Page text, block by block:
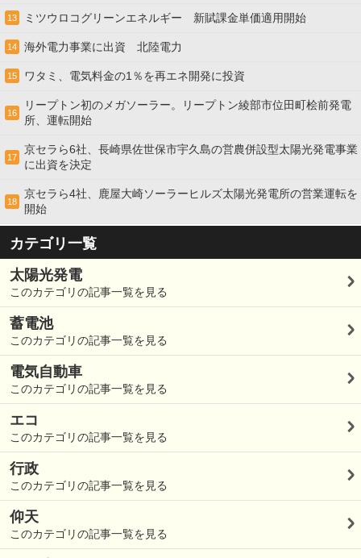
13 ミツウロコグリーンエネルギー 新賦課金単価適用開始
14 海外電力事業に出資 北陸電力
15 ワタミ、電気料金の1％を再エネ開発に投資
16
リープトン初のメガソーラー。リープトン綾部市位田町桧前発電
所、運転開始
17
京セラら6社、長崎県佐世保市宇久島の営農併設型太陽光発電事業
に出資を決定
18
京セラら4社、鹿屋大崎ソーラーヒルズ太陽光発電所の営業運転を
開始
カテゴリ一覧
太陽光発電
このカテゴリの記事一覧を見る
蓄電池
このカテゴリの記事一覧を見る
電気自動車
このカテゴリの記事一覧を見る
エコ
このカテゴリの記事一覧を見る
行政
このカテゴリの記事一覧を見る
仰天
このカテゴリの記事一覧を見る